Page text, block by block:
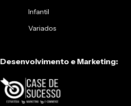
Infantil
Variados
Desenvolvimento e Marketing: